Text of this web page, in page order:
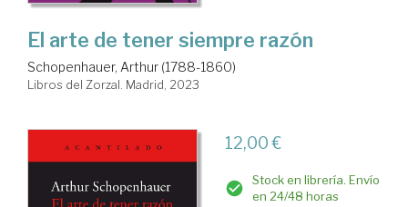
El arte de tener siempre razón
Schopenhauer, Arthur (1788-1860)
Libros del Zorzal. Madrid, 2023
12,00 €
Stock en librería. Envío
en 24/48 horas